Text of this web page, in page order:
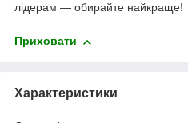
лідерам — обирайте найкраще!
Приховати
Характеристики